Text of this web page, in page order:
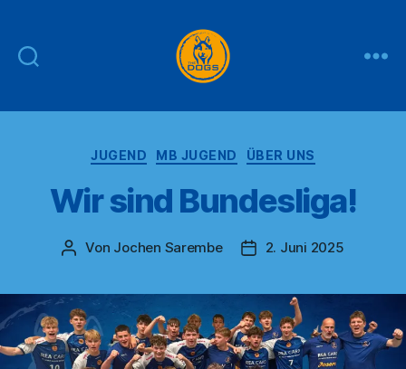
DOGS
Kategorien
JUGEND MB JUGEND ÜBER UNS
Wir sind Bundesliga!
Beitragsautor
Von Jochen Sarembe Veröffentlichungsdatum
2. Juni 2025